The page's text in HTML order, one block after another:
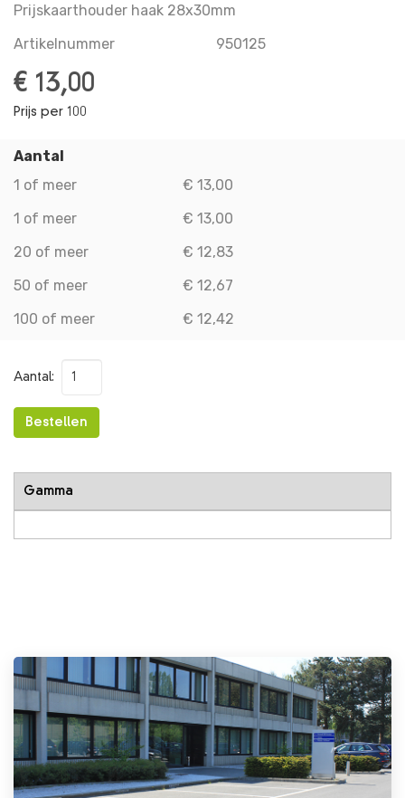
Prijskaarthouder haak 28x30mm
Artikelnummer
950125
€ 13,00
Prijs per 100
Aantal
1 of meer
€ 13,00
1 of meer
€ 13,00
20 of meer
€ 12,83
50 of meer
€ 12,67
100 of meer
€ 12,42
Aantal:
Bestellen
Gamma